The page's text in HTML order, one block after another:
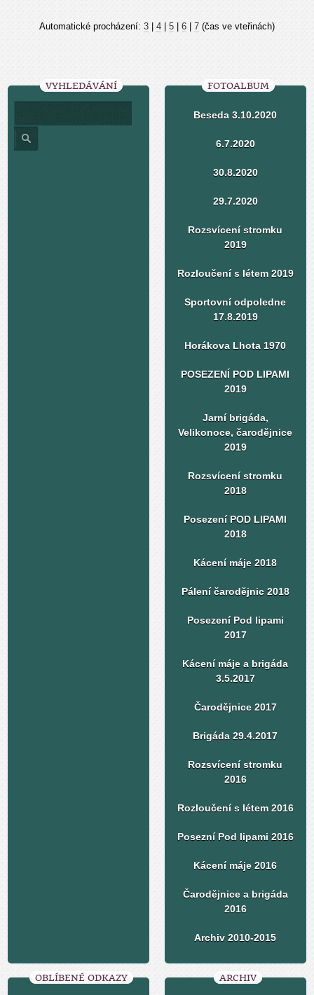
Automatické procházení: 3 4 5 6 7 (čas ve vteřinách)
VYHLEDÁVÁNÍ FOTOALBUM
Beseda 3.10.2020
6.7.2020
30.8.2020
29.7.2020
Rozsvícení stromku
2019
Rozloučení s létem 2019
Sportovní odpoledne
17.8.2019
Horákova Lhota 1970
POSEZENÍ POD LIPAMI
2019
Jarní brigáda,
Velikonoce, čarodějnice
2019
Rozsvícení stromku
2018
Posezení POD LIPAMI
2018
Kácení máje 2018
Pálení čarodějnic 2018
Posezení Pod lipami
2017
Kácení máje a brigáda
3.5.2017
Čarodějnice 2017
Brigáda 29.4.2017
Rozsvícení stromku
2016
Rozloučení s létem 2016
Posezní Pod lipami 2016
Kácení máje 2016
Čarodějnice a brigáda
2016
Archiv 2010-2015
OBLÍBENÉ ODKAZY ARCHIV